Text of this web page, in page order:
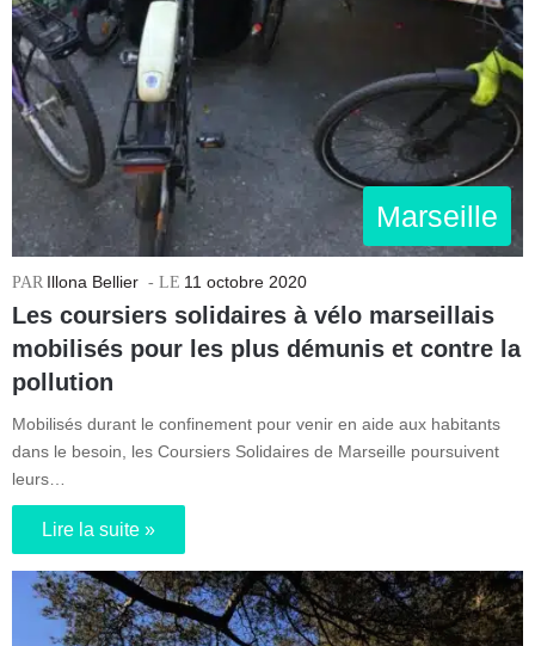
Marseille
Illona Bellier 11 octobre 2020
Les coursiers solidaires à vélo marseillais
mobilisés pour les plus démunis et contre la
pollution
Mobilisés durant le confinement pour venir en aide aux habitants
dans le besoin, les Coursiers Solidaires de Marseille poursuivent
leurs…
Lire la suite »